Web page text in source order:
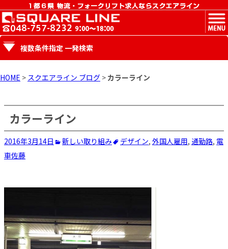
MENU
複数条件指定 一発検索
HOME > スクエアライン ブログ > カラーライン
カラーライン
2016年3月14日 新しい取り組み デザイン, 外国人雇用, 通勤路, 電
車佐藤